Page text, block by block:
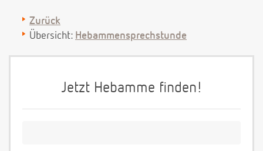
Zurück
Übersicht: Hebammensprechstunde
Jetzt Hebamme finden!